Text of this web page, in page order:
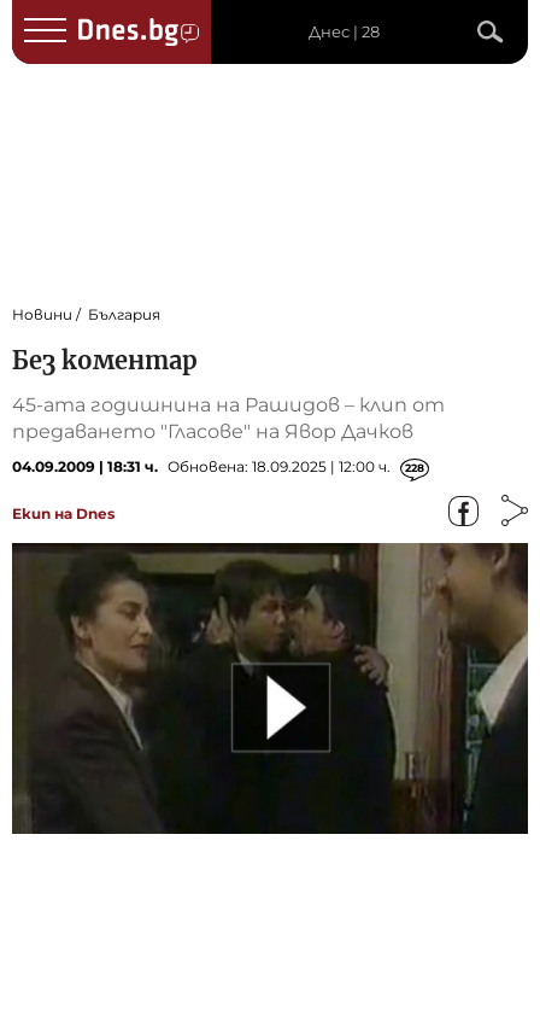
Днес | 28
Новини България
Без коментар
45-ата годишнина на Рашидов – клип от
предаването "Гласове" на Явор Дачков
04.09.2009 | 18:31 ч. Обновена: 18.09.2025 | 12:00 ч. 228
Екип на Dnes